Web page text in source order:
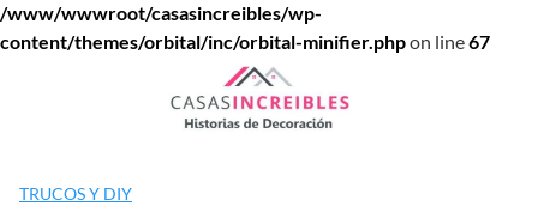
/www/wwwroot/casasincreibles/wp-
content/themes/orbital/inc/orbital-minifier.phpon line67
TRUCOS Y DIY